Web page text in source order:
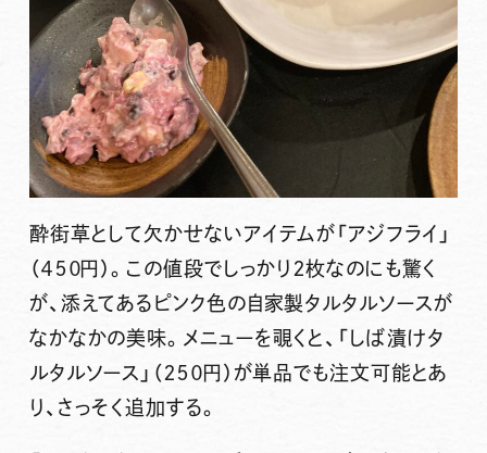
酔街草として欠かせないアイテムが「アジフライ」
（４５０円）。この値段でしっかり２枚なのにも驚く
が、添えてあるピンク色の自家製タルタルソースが
なかなかの美味。メニューを覗くと、「しば漬けタ
ルタルソース」（２５０円）が単品でも注文可能とあ
り、さっそく追加する。